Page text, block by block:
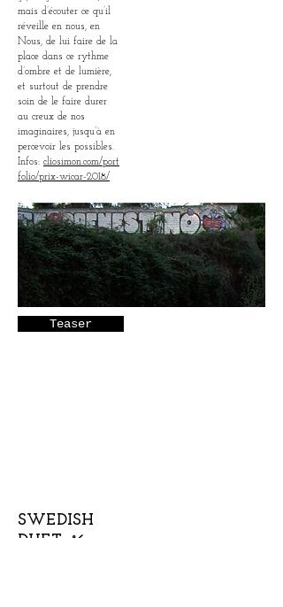
mais d’écouter ce qu’il
réveille en nous, en
Nous, de lui faire de la
place dans ce rythme
d’ombre et de lumière,
et surtout de prendre
soin de le faire durer
au creux de nos
imaginaires, jusqu’à en
percevoir les possibles.
Infos: cliosimon.com/port
folio/prix-wicar-2018/
Teaser
SWEDISH
DUETn°6